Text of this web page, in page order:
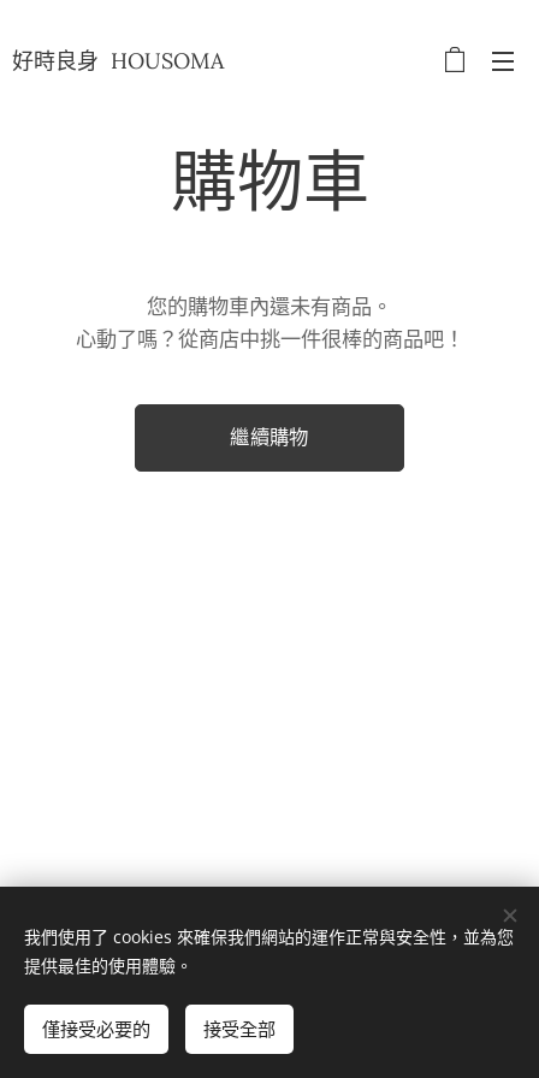
好時良身 HOUSOMA
購物車
您的購物車內還未有商品。
心動了嗎？從商店中挑一件很棒的商品吧！
繼續購物
Facebook粉絲專頁
網站由好時良身有限公司版權所有
我們使用了 cookies 來確保我們網站的運作正常與安全性，並為您
提供最佳的使用體驗。
僅接受必要的 接受全部